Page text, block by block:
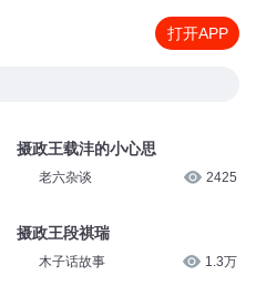
打开APP
摄政王载沣的小心思
老六杂谈 2425
摄政王段祺瑞
木子话故事 1.3万